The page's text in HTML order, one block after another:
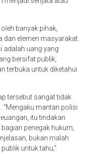
banyak pihak,
dan elemen masyarakat.
adalah uang yang
bersifat publik,
terbuka untuk diketahui
tersebut sangat tidak
mantan polisi
itu tindakan
penegak hukum,
bukan malah
untuk tahu,”